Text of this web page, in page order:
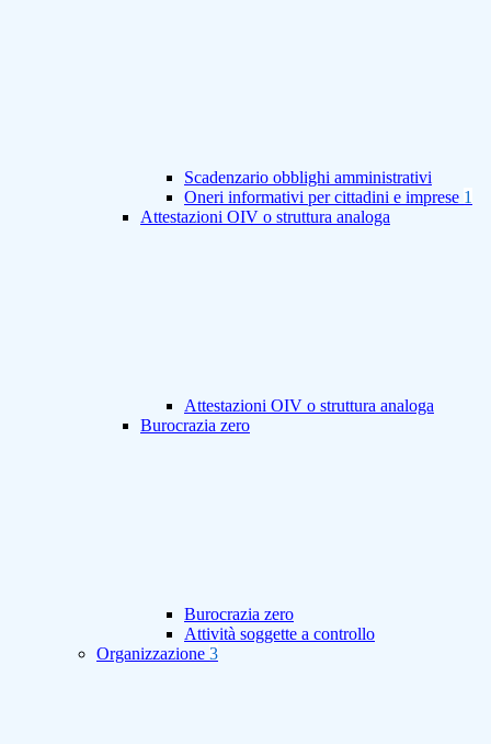
Scadenzario obblighi amministrativi
Oneri informativi per cittadini e imprese 1
Attestazioni OIV o struttura analoga
Attestazioni OIV o struttura analoga
Burocrazia zero
Burocrazia zero
Attività soggette a controllo
Organizzazione 3